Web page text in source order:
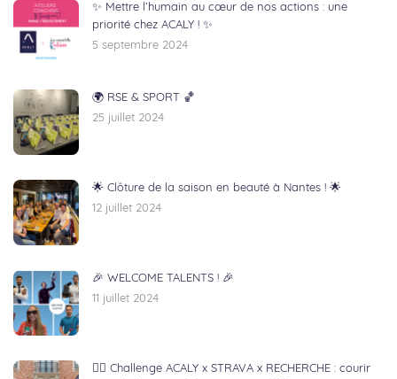
✨ Mettre l’humain au cœur de nos actions : une
priorité chez ACALY ! ✨
5 septembre 2024
🌍 RSE & SPORT 🏀
25 juillet 2024
🌟 Clôture de la saison en beauté à Nantes ! 🌟
12 juillet 2024
🎉 WELCOME TALENTS ! 🎉
11 juillet 2024
🏃‍♂️ Challenge ACALY x STRAVA x RECHERCHE : courir